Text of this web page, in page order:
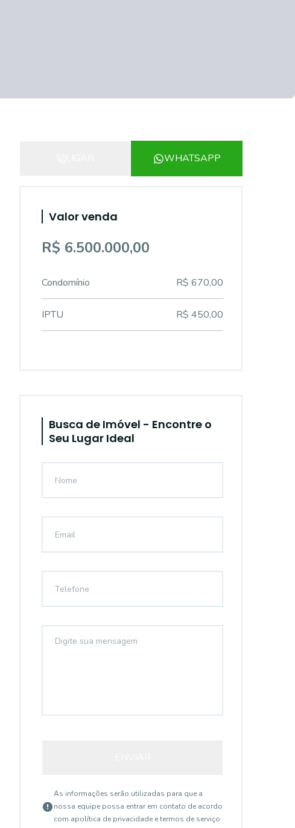
WHATSAPP
Valor venda
R$ 6.500.000,00
Condomínio R$ 670,00
IPTU R$ 450,00
Busca de Imóvel - Encontre o
Seu Lugar Ideal
As informações serão utilizadas para que a
nossa equipe possa entrar em contato de acordo
com apolítica de privacidade e termos de serviço